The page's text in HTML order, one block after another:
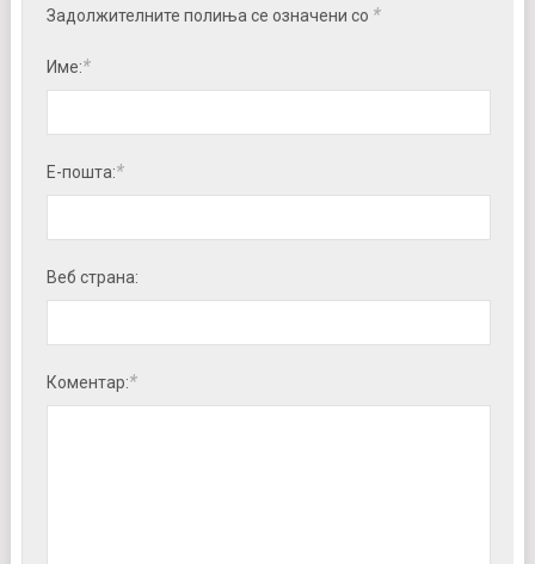
Задолжителните полиња се означени со *
Име:*
Е-пошта:*
Веб страна:
Коментар:*